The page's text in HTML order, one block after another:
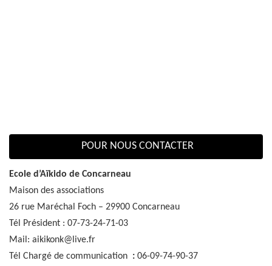
POUR NOUS CONTACTER
Ecole d’Aïkido de Concarneau
Maison des associations
26 rue Maréchal Foch – 29900 Concarneau
Tél Président : 07-73-24-71-03
Mail: aikikonk@live.fr
Tél Chargé de communication : 06-09-74-90-37